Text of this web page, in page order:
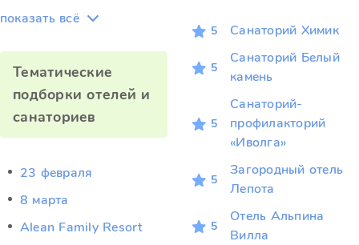
показать всё
Тематические
подборки отелей и
санаториев
23 февраля
8 марта
Alean Family Resort
5 Санаторий Химик
5
Санаторий Белый
камень
5
Санаторий-
профилакторий
«Иволга»
5
Загородный отель
Лепота
5
Отель Альпина
Вилла